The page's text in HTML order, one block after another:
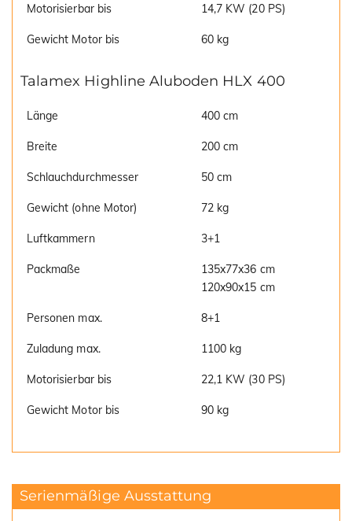
Motorisierbar bis 14,7 KW (20 PS)
Gewicht Motor bis 60 kg
Talamex Highline Aluboden HLX 400
Länge 400 cm
Breite 200 cm
Schlauchdurchmesser 50 cm
Gewicht (ohne Motor) 72 kg
Luftkammern 3+1
Packmaße
135x77x36 cm
120x90x15 cm
Personen max. 8+1
Zuladung max. 1100 kg
Motorisierbar bis 22,1 KW (30 PS)
Gewicht Motor bis 90 kg
Serienmäßige Ausstattung